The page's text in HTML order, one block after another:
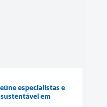
especialistas e
em